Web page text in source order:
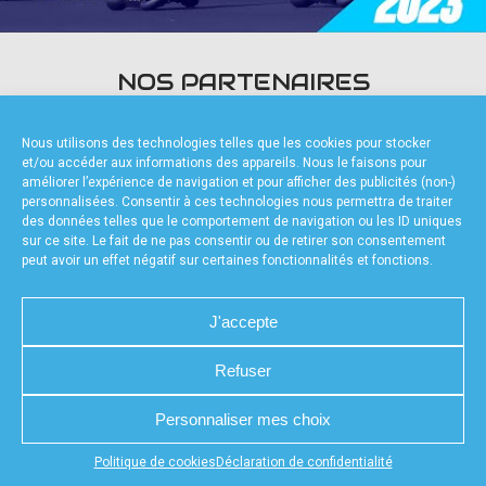
Nous utilisons des technologies telles que les cookies pour stocker
et/ou accéder aux informations des appareils. Nous le faisons pour
améliorer l’expérience de navigation et pour afficher des publicités (non-)
personnalisées. Consentir à ces technologies nous permettra de traiter
des données telles que le comportement de navigation ou les ID uniques
sur ce site. Le fait de ne pas consentir ou de retirer son consentement
peut avoir un effet négatif sur certaines fonctionnalités et fonctions.
J'accepte
Refuser
Personnaliser mes choix
Politique de cookies Déclaration de confidentialité
Appuyez sur le bouton partager en bas de votre
accéder à la billetterie
NOS PARTENAIRES
FOURNISSEURS TECHNIQUES
CHARTE DE CONFIDENTIALITÉ
MENTIONS LÉGALES
RÉALISÉ PAR L’AGENCE WEB A3WEB
POLITIQUE DE COOKIES (UE)
DÉCLARATION DE CONFIDENTIALITÉ (UE)